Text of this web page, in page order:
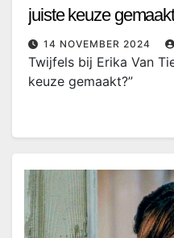
juiste keuze
14 NOVEMBER 2024
Twijfels bij Erika Van
keuze gemaakt?”